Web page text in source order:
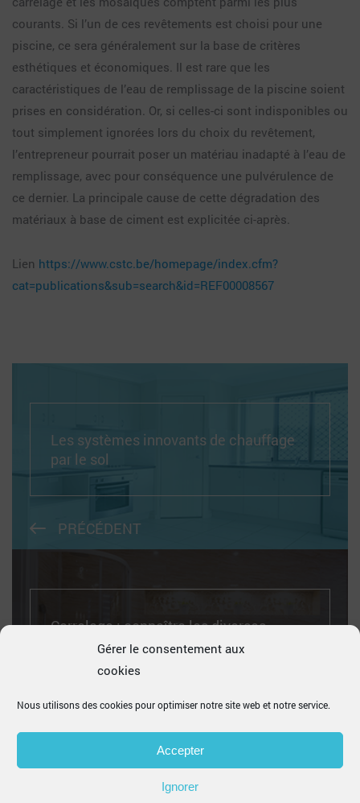
Gérer le consentement aux
cookies
Nous utilisons des cookies pour optimiser notre site web et notre service.
Accepter
Ignorer
courants. Si l’un de ces revêtements est choisi pour une
piscine, ce sera généralement sur la base de critères
esthétiques et économiques. Il est rare que les
caractéristiques de l’eau de remplissage de la piscine soient
prises en considération. Or, si celles-ci sont indisponibles ou
tout simplement ignorées lors du choix du revêtement,
l’entrepreneur pourrait poser un matériau inadapté à l’eau de
remplissage, avec pour conséquence une pulvérulence de
ce dernier. La principale cause de cette dégradation des
matériaux à base de ciment est explicitée ci-après.
Lien https://www.cstc.be/homepage/index.cfm?
cat=publications&sub=search&id=REF00008567
Les systèmes innovants de chauffage
par le sol
PRÉCÉDENT
Carrelage : connaître les diverses
matières
SUIVANT